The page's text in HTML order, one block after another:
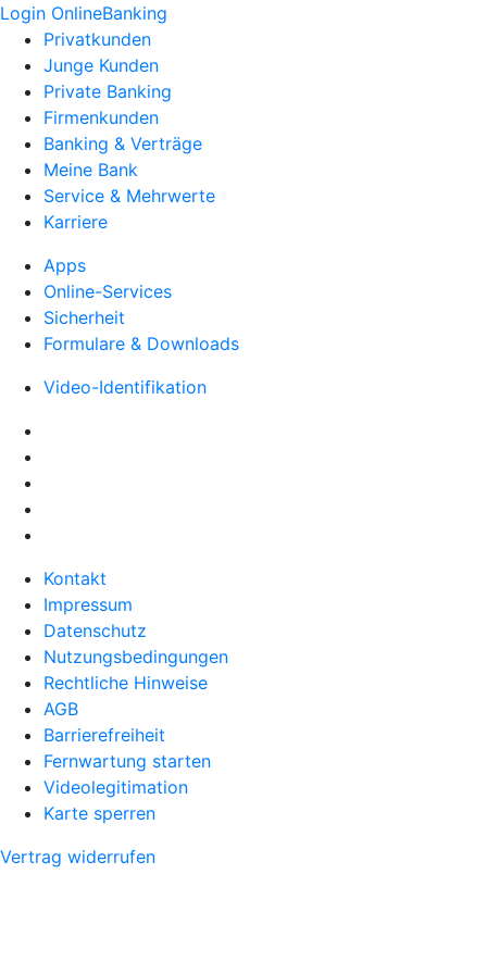
Login OnlineBanking
Privatkunden
Junge Kunden
Private Banking
Firmenkunden
Banking & Verträge
Meine Bank
Service & Mehrwerte
Karriere
Apps
Online-Services
Sicherheit
Formulare & Downloads
Video-Identifikation
Kontakt
Impressum
Datenschutz
Nutzungsbedingungen
Rechtliche Hinweise
AGB
Barrierefreiheit
Fernwartung starten
Videolegitimation
Karte sperren
Vertrag widerrufen